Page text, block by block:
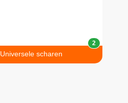
Universele scharen
2